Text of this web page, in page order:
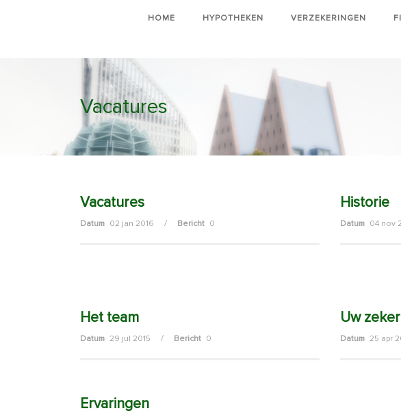
HOME HYPOTHEKEN VERZEKERINGEN
Vacatures
Vacatures
Datum 02 jan 2016 / Bericht 0
Historie
Datum 04 nov
Het team
Datum 29 jul 2015 / Bericht 0
Uw
Datum 25 apr
Ervaringen